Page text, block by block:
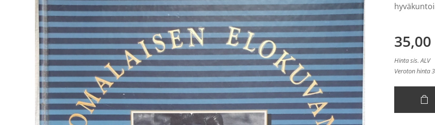
35,00
Hinta sis. ALV
Veroton hinta